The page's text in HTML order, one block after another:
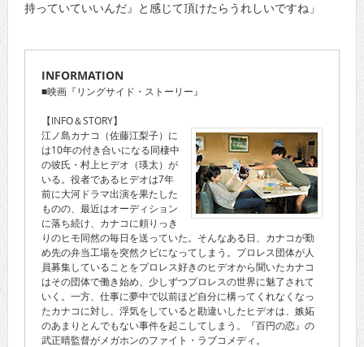
持っていていいんだ』と感じて頂けたらうれしいですね」
INFORMATION
■映画『リングサイド・ストーリー』
【INFO＆STORY】
江ノ島カナコ（佐藤江梨子）に
は10年の付き合いになる同棲中
の彼氏・村上ヒデオ（瑛太）が
いる。役者であるヒデオは7年
前に大河ドラマ出演を果たした
ものの、最近はオーディション
に落ち続け、カナコに頼りっき
りのヒモ同然の毎日を送っていた。そんなある日、カナコが勤
め先の弁当工場を突然クビになってしまう。プロレス団体が人
員募集していることをプロレス好きのヒデオから聞いたカナコ
はその団体で働き始め、少しずつプロレスの世界に魅了されて
いく。一方、仕事に夢中で以前ほど自分に構ってくれなくなっ
たカナコに対し、浮気をしていると勘違いしたヒデオは、嫉妬
のあまりとんでもない事件を起こしてしまう。『百円の恋』の
武正晴監督がメガホンのファイト・ラブコメディ。